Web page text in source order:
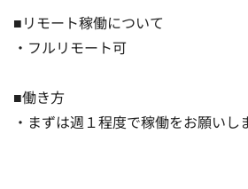
■リモート稼働について
・フルリモート可
■働き方
・まずは週１程度で稼働をお願いし